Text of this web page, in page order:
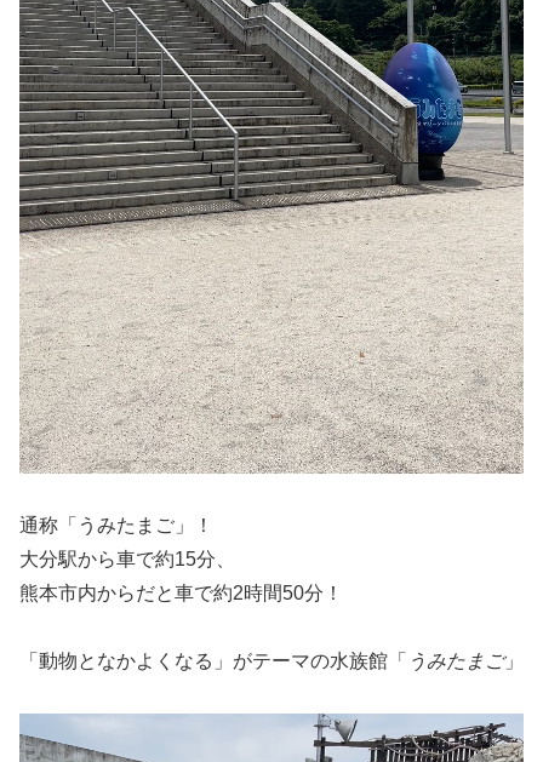
通称「うみたまご」！
大分駅から車で約15分、
熊本市内からだと車で約2時間50分！
「動物となかよくなる」がテーマの水族館「 うみたまご」